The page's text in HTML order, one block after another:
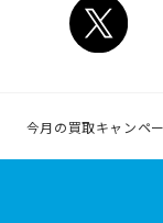
今月の買取キャンペ